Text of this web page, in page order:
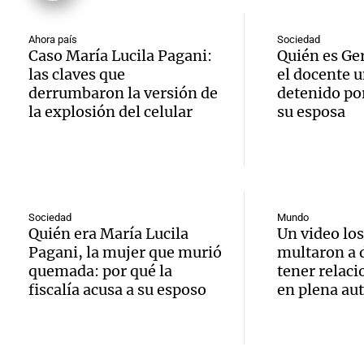
Episodios
de
entre
por
de
Amamos
Episodios
Audio.
contra
clave
teatro
la
la
Audio.
Ahora país
Caso María Lucila Pagani:
las claves que
derrumbaron la versión de
la explosión del celular
Sociedad
Quién es
el docente
detenido
su esposa
Sociedad
Quién era María Lucila
Pagani, la mujer que murió
quemada: por qué la
fiscalía acusa a su esposo
Mundo
Un video
multaron a
tener
en plena